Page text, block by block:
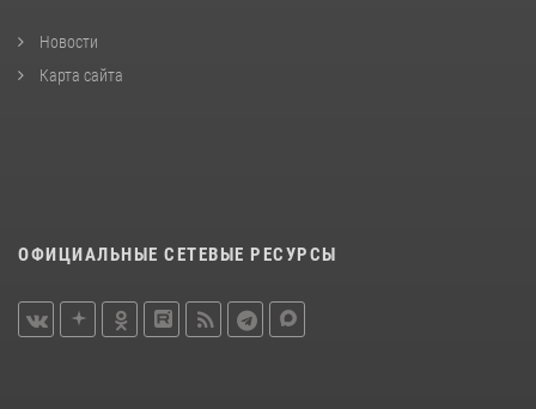
Новости
Карта сайта
ОФИЦИАЛЬНЫЕ СЕТЕВЫЕ РЕСУРСЫ